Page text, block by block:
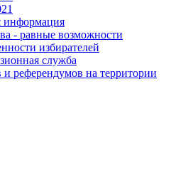
информация
- равные возможности
избирателей
служба
референдумов на территории